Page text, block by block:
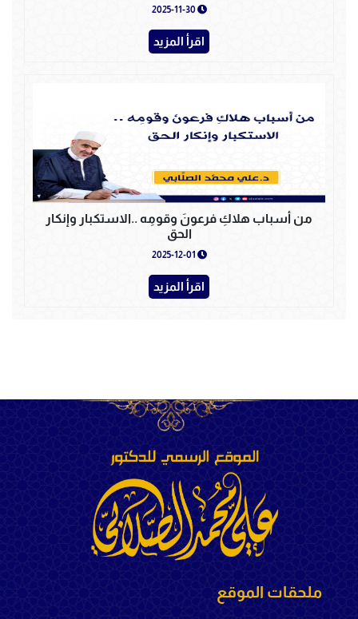
2025-11-30
اقرأ المزيد
من أسباب هلاكِ فرعونَ وقومِه ..الاستكبار وإنكار
الحق
اقرأ المزيد
ملحقات الموقع